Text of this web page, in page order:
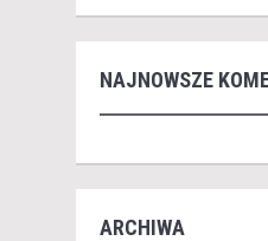
NAJNOWSZE
ARCHIWA